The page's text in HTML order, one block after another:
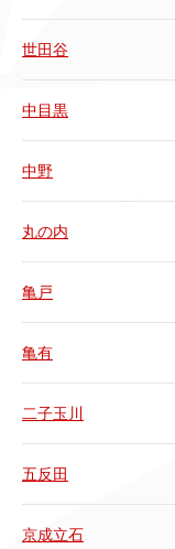
世田谷
中目黒
中野
丸の内
亀戸
亀有
二子玉川
五反田
京成立石